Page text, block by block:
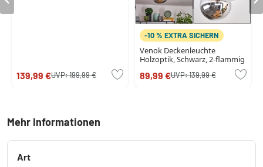
139,99 €UVP:199,99 €
-10 % EXTRA SICHERN
Venok Deckenleuchte
Holzoptik, Schwarz, 2-flammig
89,99 €UVP:139,99 €
Mehr Informationen
Art